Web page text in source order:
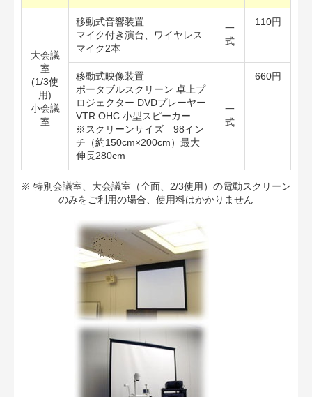
大会議
室
(1/3使
用)
小会議
室
移動式音響装置
マイク付き演台、ワイヤレス
マイク2本
一
式
110円
移動式映像装置
ポータブルスクリーン 卓上プ
ロジェクター DVDプレーヤー
VTR OHC 小型スピーカー
※スクリーンサイズ 98イン
チ（約150cm×200cm）最大
伸長280cm
一
式
660円
※ 特別会議室、大会議室（全面、2/3使用）の電動スクリーン
のみをご利用の場合、使用料はかかりません